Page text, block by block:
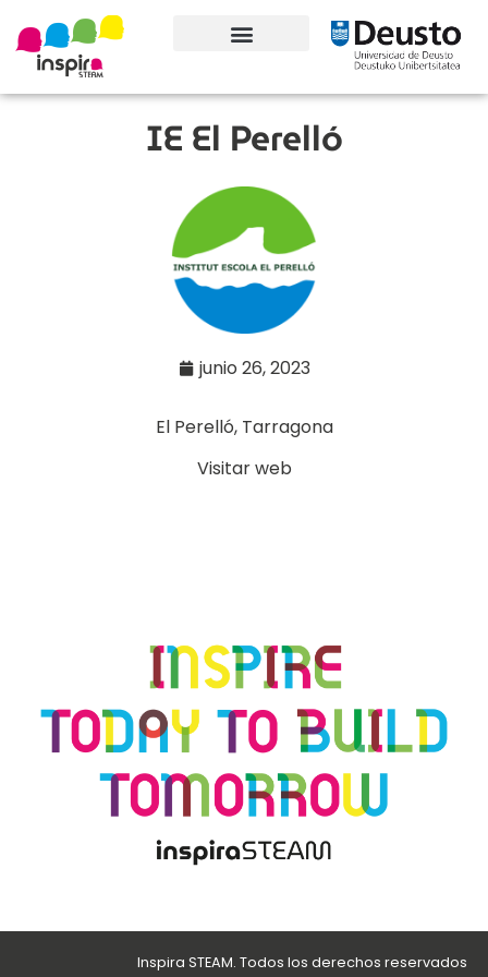
IE El Perelló
junio 26, 2023
El Perelló, Tarragona
Visitar web
Inspira STEAM. Todos los derechos reservados